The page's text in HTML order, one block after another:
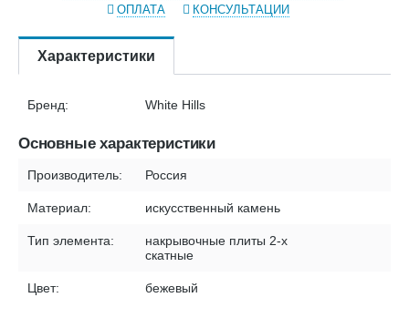
ОПЛАТА
КОНСУЛЬТАЦИИ
Характеристики
Бренд: White Hills
Основные характеристики
Производитель: Россия
Материал: искусственный камень
Тип элемента:
накрывочные плиты 2-х
скатные
Цвет: бежевый